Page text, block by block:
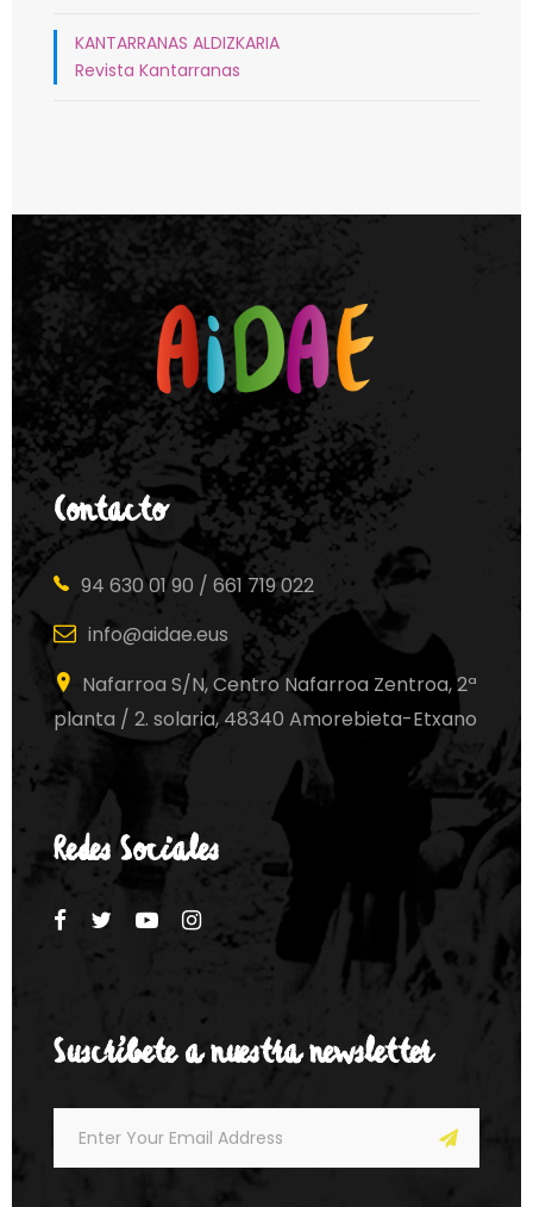
KANTARRANAS ALDIZKARIA
Revista Kantarranas
Contacto
94 630 01 90 / 661 719 022
info@aidae.eus
Nafarroa S/N, Centro Nafarroa Zentroa, 2ª
planta / 2. solaria, 48340 Amorebieta-Etxano
Redes Sociales
Suscríbete a nuestra newsletter